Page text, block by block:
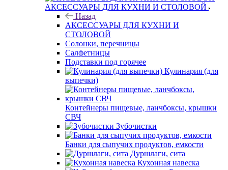
АКСЕССУАРЫ ДЛЯ КУХНИ И СТОЛОВОЙ
Назад
АКСЕССУАРЫ ДЛЯ КУХНИ И
СТОЛОВОЙ
Солонки, перечницы
Салфетницы
Подставки под горячее
Кулинария (для
выпечки)
Контейнеры пищевые, ланчбоксы, крышки
СВЧ
Зубочистки
Банки для сыпучих продуктов, емкости
Дуршлаги, сита
Кухонная навеска